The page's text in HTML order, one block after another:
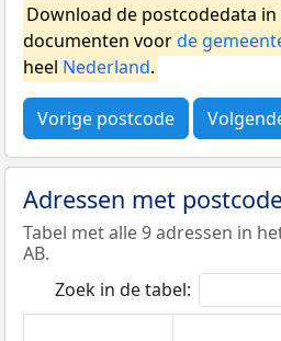
Download de postcodedata in
documenten voorde
heel Nederland.
Vorige postcode
Adressen met
Tabel met alle 9 adressen in
AB.
Zoek in de tabel: